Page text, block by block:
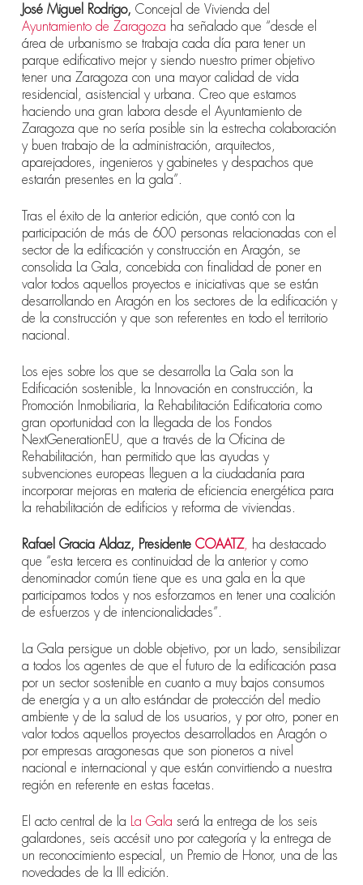
José Miguel Rodrigo, Concejal de Vivienda del
Ayuntamiento de Zaragoza ha señalado que “desde el
área de urbanismo se trabaja cada día para tener un
parque edificativo mejor y siendo nuestro primer objetivo
tener una Zaragoza con una mayor calidad de vida
residencial, asistencial y urbana. Creo que estamos
haciendo una gran labora desde el Ayuntamiento de
Zaragoza que no sería posible sin la estrecha colaboración
y buen trabajo de la administración, arquitectos,
aparejadores, ingenieros y gabinetes y despachos que
estarán presentes en la gala”.
Tras el éxito de la anterior edición, que contó con la
participación de más de 600 personas relacionadas con el
sector de la edificación y construcción en Aragón, se
consolida La Gala, concebida con finalidad de poner en
valor todos aquellos proyectos e iniciativas que se están
desarrollando en Aragón en los sectores de la edificación y
de la construcción y que son referentes en todo el territorio
nacional.
Los ejes sobre los que se desarrolla La Gala son la
Edificación sostenible, la Innovación en construcción, la
Promoción Inmobiliaria, la Rehabilitación Edificatoria como
gran oportunidad con la llegada de los Fondos
NextGenerationEU, que a través de la Oficina de
Rehabilitación, han permitido que las ayudas y
subvenciones europeas lleguen a la ciudadanía para
incorporar mejoras en materia de eficiencia energética para
la rehabilitación de edificios y reforma de viviendas.
Rafael Gracia Aldaz, Presidente COAATZ, ha destacado
que “esta tercera es continuidad de la anterior y como
denominador común tiene que es una gala en la que
participamos todos y nos esforzamos en tener una coalición
de esfuerzos y de intencionalidades”.
La Gala persigue un doble objetivo, por un lado, sensibilizar
a todos los agentes de que el futuro de la edificación pasa
por un sector sostenible en cuanto a muy bajos consumos
de energía y a un alto estándar de protección del medio
ambiente y de la salud de los usuarios, y por otro, poner en
valor todos aquellos proyectos desarrollados en Aragón o
por empresas aragonesas que son pioneros a nivel
nacional e internacional y que están convirtiendo a nuestra
región en referente en estas facetas.
El acto central de la La Gala será la entrega de los seis
galardones, seis accésit uno por categoría y la entrega de
un reconocimiento especial, un Premio de Honor, una de las
novedades de la III edición.